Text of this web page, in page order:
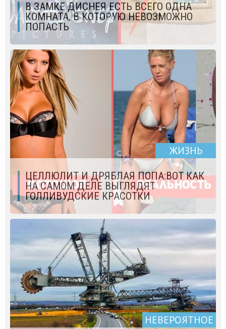
В ЗАМКЕ ДИСНЕЯ ЕСТЬ ВСЕГО ОДНА
КОМНАТА, В КОТОРУЮ НЕВОЗМОЖНО
ПОПАСТЬ
ЖИЗНЬ
ЦЕЛЛЮЛИТ И ДРЯБЛАЯ ПОПА:ВОТ КАК
НА САМОМ ДЕЛЕ ВЫГЛЯДЯТ
ГОЛЛИВУДСКИЕ КРАСОТКИ
НЕВЕРОЯТНОЕ